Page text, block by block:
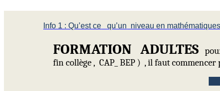
Info 1 : Qu’est ce qu’un niveau en
FORMATION ADULTES
fincollège , CAP_BEP ) , il faut commencer